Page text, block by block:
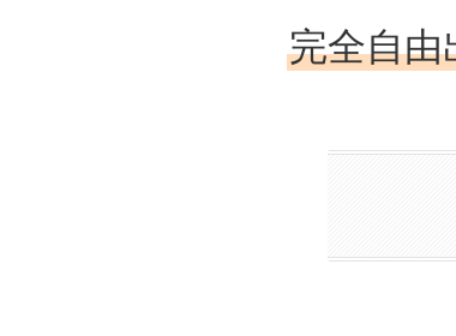
完全自由